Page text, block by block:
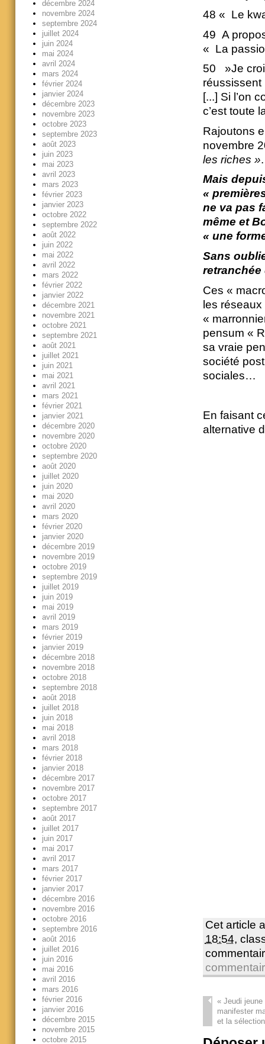
48 « Le
49 A
« La
50 »Je
réussissent
[...] Si l’on
c’est toute
Rajoutons
novembre
les riches »
Mais
«
ne va pas
même et
« une
Sans
retranchée
Ces «
les
«
pensum «
sa vraie
société
sociales…
En faisant
alternative
Cet article
18:54,
«Jeudi jeune
manifester
et la
décembre 2024
novembre 2024
septembre 2024
juillet 2024
juin 2024
mai 2024
avril 2024
mars 2024
février 2024
janvier 2024
décembre 2023
novembre 2023
octobre 2023
septembre 2023
août 2023
juin 2023
mai 2023
avril 2023
mars 2023
février 2023
janvier 2023
octobre 2022
septembre 2022
août 2022
juin 2022
mai 2022
avril 2022
mars 2022
février 2022
janvier 2022
décembre 2021
novembre 2021
octobre 2021
septembre 2021
août 2021
juillet 2021
juin 2021
mai 2021
avril 2021
mars 2021
février 2021
janvier 2021
décembre 2020
novembre 2020
octobre 2020
septembre 2020
août 2020
juillet 2020
juin 2020
mai 2020
avril 2020
mars 2020
février 2020
janvier 2020
décembre 2019
novembre 2019
octobre 2019
septembre 2019
juillet 2019
juin 2019
mai 2019
avril 2019
mars 2019
février 2019
janvier 2019
décembre 2018
novembre 2018
octobre 2018
septembre 2018
août 2018
juillet 2018
juin 2018
mai 2018
avril 2018
mars 2018
février 2018
janvier 2018
décembre 2017
novembre 2017
octobre 2017
septembre 2017
août 2017
juillet 2017
juin 2017
mai 2017
avril 2017
mars 2017
février 2017
janvier 2017
décembre 2016
novembre 2016
octobre 2016
septembre 2016
août 2016
juillet 2016
juin 2016
mai 2016
avril 2016
mars 2016
février 2016
janvier 2016
décembre 2015
novembre 2015
octobre 2015